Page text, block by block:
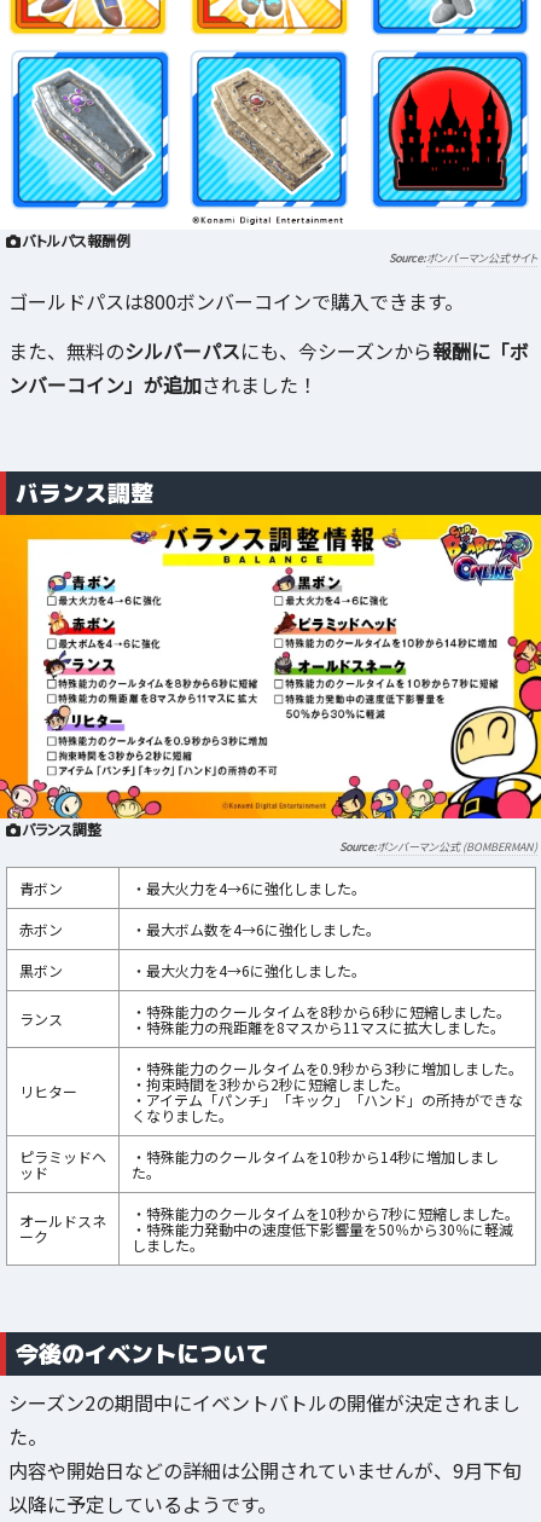
バトルパス報酬例
ボンバーマン公式サイト
ゴールドパスは800ボンバーコインで購入できます。
また、無料のシルバーパスにも、今シーズンから報酬に「ボ
ンバーコイン」が追加されました！
バランス調整
バランス調整
ボンバーマン公式 (BOMBERMAN)
青ボン
・最大火力を4→6に強化しました。
赤ボン
・最大ボム数を4→6に強化しました。
黒ボン
・最大火力を4→6に強化しました。
ランス ・特殊能力のクールタイムを8秒から6秒に短縮しました。
・特殊能力の飛距離を8マスから11マスに拡大しました。
リヒター
・特殊能力のクールタイムを0.9秒から3秒に増加しました。
・拘束時間を3秒から2秒に短縮しました。
・アイテム「パンチ」「キック」「ハンド」の所持ができな
くなりました。
ピラミッドヘ
ッド
・特殊能力のクールタイムを10秒から14秒に増加しまし
た。
オールドスネ
ーク
・特殊能力のクールタイムを10秒から7秒に短縮しました。
・特殊能力発動中の速度低下影響量を50％から30％に軽減
しました。
今後のイベントについて
シーズン2の期間中にイベントバトルの開催が決定されまし
た。
内容や開始日などの詳細は公開されていませんが、9月下旬
以降に予定しているようです。